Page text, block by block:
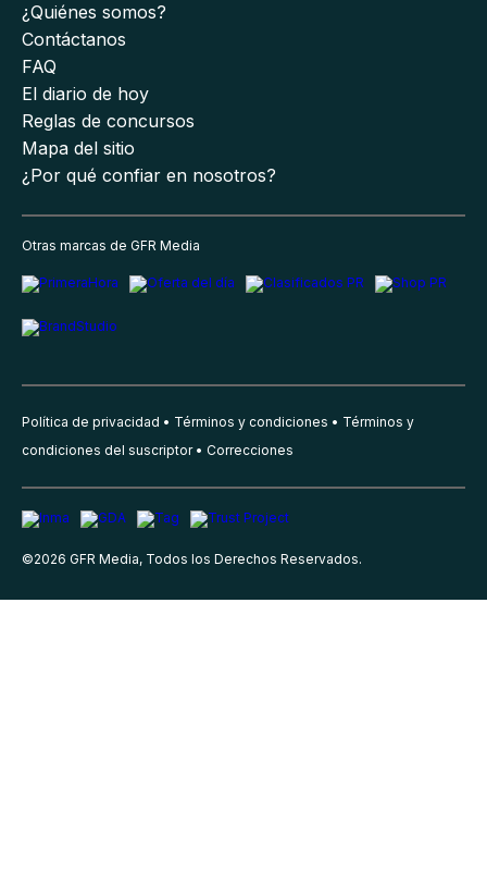
¿Quiénes somos?
Contáctanos
FAQ
El diario de hoy
Reglas de concursos
Mapa del sitio
¿Por qué confiar en nosotros?
Otras marcas de GFR Media
Política de privacidad Términos y condiciones
Términos y
condiciones del suscriptor
Correcciones
©2026 GFR Media, Todos los Derechos Reservados.